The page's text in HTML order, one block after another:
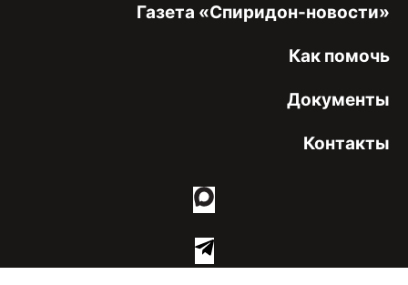
Газета «Спиридон-новости»
Как помочь
Документы
Контакты